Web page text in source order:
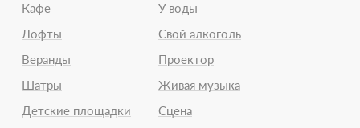
Кафе
Лофты
Веранды
Шатры
Детские площадки
У воды
Свой алкоголь
Проектор
Живая музыка
Сцена